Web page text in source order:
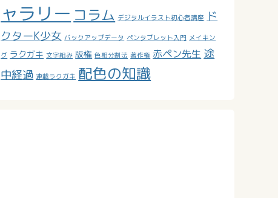
ャラリー コラム デジタルイラスト初心者講座
ド
クターK少女 バックアップデータ ペンタブレット入門 メイキン
グ ラクガキ 文字組み 版権 色相分割法 著作権 赤ペン先生 途
中経過 連載ラクガキ 配色の知識